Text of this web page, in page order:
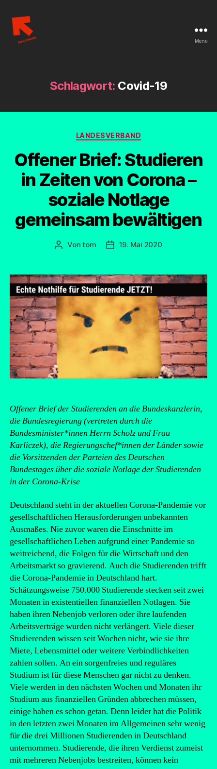
Menü
Schlagwort: Covid-19
Kategorien
LANDESVERBAND
Offener Brief: Studieren
in Zeiten von Corona –
soziale Notlage
gemeinsam bewältigen
Beitragsautor
Vontom Beitragsdatum
19. Mai 2020
Offener Brief der Studierenden an die Bundeskanzlerin,
die Bundesregierung (vertreten durch die
Bundesminister*innen Herrn Scholz und Frau
Karliczek), die Regierungschef*innen der Länder sowie
die Vorsitzenden der Parteien des Deutschen
Bundestages über die soziale Notlage der Studierenden
in der Corona-Krise
Deutschland steht in der aktuellen Corona-Pandemie vor
gesellschaftlichen Herausforderungen unbekannten
Ausmaßes. Nie zuvor waren die Einschnitte im
gesellschaftlichen Leben aufgrund einer Pandemie so
weitreichend, die Folgen für die Wirtschaft und den
Arbeitsmarkt so gravierend. Auch die Studierenden trifft
die Corona-Pandemie in Deutschland hart.
Schätzungsweise 750.000 Studierende stecken seit zwei
Monaten in existentiellen finanziellen Notlagen. Sie
haben ihren Nebenjob verloren oder ihre laufenden
Arbeitsverträge wurden nicht verlängert. Viele dieser
Studierenden wissen seit Wochen nicht, wie sie ihre
Miete, Lebensmittel oder weitere Verbindlichkeiten
zahlen sollen. An ein sorgenfreies und reguläres
Studium ist für diese Menschen gar nicht zu denken.
Viele werden in den nächsten Wochen und Monaten ihr
Studium aus finanziellen Gründen abbrechen müssen,
einige haben es schon getan. Denn leider hat die Politik
in den letzten zwei Monaten im Allgemeinen sehr wenig
für die drei Millionen Studierenden in Deutschland
unternommen. Studierende, die ihren Verdienst zumeist
mit mehreren Nebenjobs bestreiten, können kein